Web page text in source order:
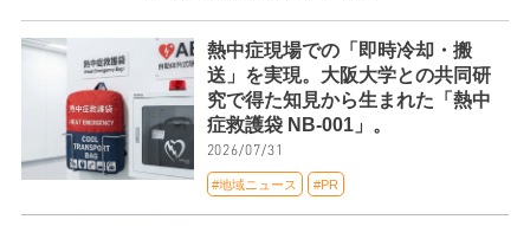
熱中症現場での「即時冷却・搬
送」を実現。大阪大学との共同研
究で得た知見から生まれた「熱中
症救護袋 NB-001」。
2026/07/31
#地域ニュース #PR